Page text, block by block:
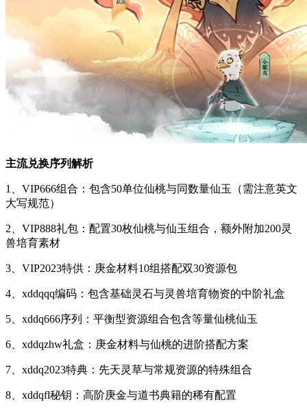
主流兑换序列解析
1、VIP666组合：包含50单位仙桃与同数量仙玉（需注意英文
大写规范）
2、VIP888礼包：配置30枚仙桃与仙玉组合，额外附加200灵
兽培育素材
3、VIP2023特供：庚金材料10组搭配双30资源包
4、xddqqq编码：包含基础灵石与灵兽培育物资的中阶礼盒
5、xddq666序列：平衡型资源组合包含等量仙桃仙玉
6、xddqzhw礼盒：庚金材料与仙桃的进阶搭配方案
7、xddq2023特典：先天灵草与常规资源的特殊组合
8、xddqfl秘钥：高阶庚金与道书典籍的稀有配置